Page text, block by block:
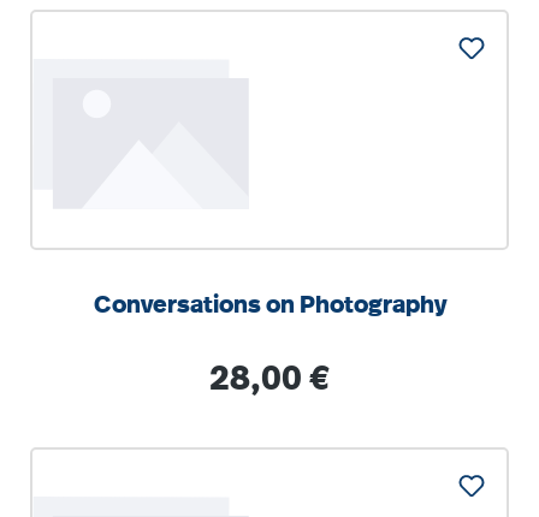
Conversations on Photography
Regulärer Preis:
28,00 €